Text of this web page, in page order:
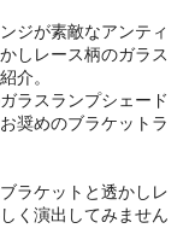
ジが素敵なアンティ
しレース柄のガラス
介。
ラスランプシェード
奨めのブラケットラ
ラケットと透かしレ
く演出してみません